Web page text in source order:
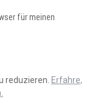
für meinen
reduzieren. Erfahre,